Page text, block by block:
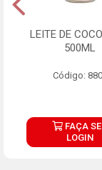
LEITE DE
500ML
Código:
FAÇA
LOGIN